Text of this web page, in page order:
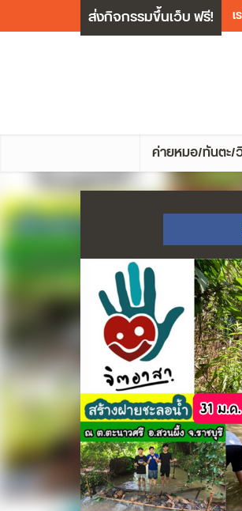
ส่งกิจกรรมขึ้นเว็บ ฟรี!
ค่ายหมอ/ทันตะ/